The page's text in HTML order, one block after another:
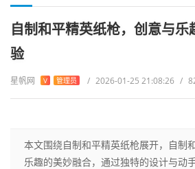
自制和平精英纸枪，创意与乐
验
星帆网 V 管理员 / 2026-01-25 21:08:26 /
本文围绕自制和平精英纸枪展开，自制
乐趣的美妙融合，通过独特的设计与动